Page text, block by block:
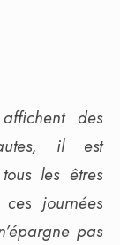
des
il est
les êtres
journées
pas